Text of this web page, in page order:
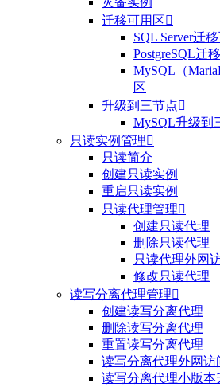
迁移可用区
SQL Server迁
PostgreSQL迁
MySQL（
区
升级到三节点
MySQL升级到
只读实例管理
只读简介
创建只读实例
重启只读实例
只读代理管理
创建只读代理
删除只读代理
只读代理外网
修改只读代理
读写分离代理管理
创建读写分离代理
删除读写分离代理
重置读写分离代理
读写分离代理外网访
读写分离代理小版本